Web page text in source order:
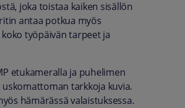
joka toistaa kaiken sisällön
antaa potkua myös
työpäivän tarpeet ja
etukameralla ja puhelimen
tarkkoja kuvia.
hämärässä valaistuksessa.